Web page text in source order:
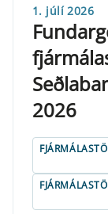
1. júlí 2026
2026